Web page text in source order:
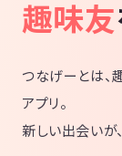
趣味友
つなげーとは、
アプリ。
新しい出会いが